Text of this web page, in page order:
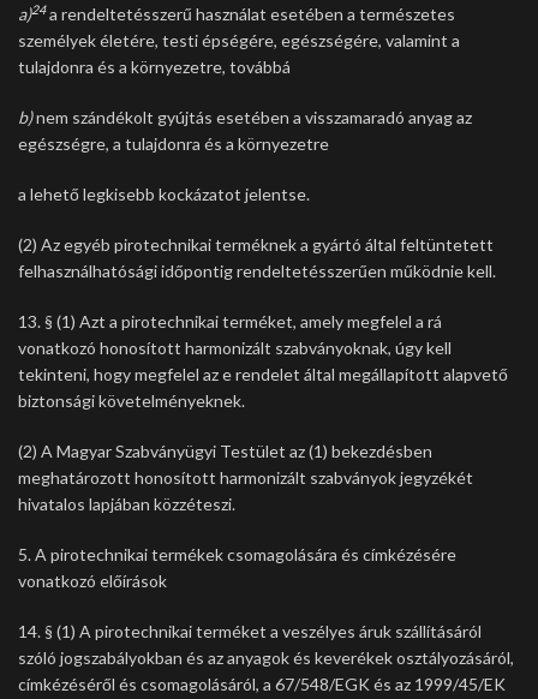
a)24a rendeltetésszerű használat esetében a természetes
személyek életére, testi épségére, egészségére, valamint a
tulajdonra és a környezetre, továbbá
b)nem szándékolt gyújtás esetében a visszamaradó anyag az
egészségre, a tulajdonra és a környezetre
a lehető legkisebb kockázatot jelentse.
(2) Az egyéb pirotechnikai terméknek a gyártó által feltüntetett
felhasználhatósági időpontig rendeltetésszerűen működnie kell.
13. § (1) Azt a pirotechnikai terméket, amely megfelel a rá
vonatkozó honosított harmonizált szabványoknak, úgy kell
tekinteni, hogy megfelel az e rendelet által megállapított alapvető
biztonsági követelményeknek.
(2) A Magyar Szabványügyi Testület az (1) bekezdésben
meghatározott honosított harmonizált szabványok jegyzékét
hivatalos lapjában közzéteszi.
5. A pirotechnikai termékek csomagolására és címkézésére
vonatkozó előírások
14. § (1) A pirotechnikai terméket a veszélyes áruk szállításáról
szóló jogszabályokban és az anyagok és keverékek osztályozásáról,
címkézéséről és csomagolásáról, a 67/548/EGK és az 1999/45/EK